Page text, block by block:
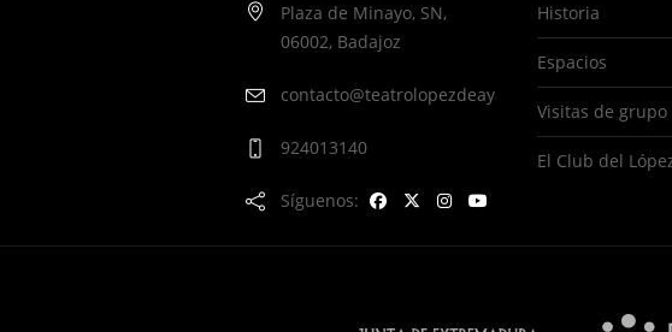
Plaza de Minayo, SN,
06002, Badajoz
contacto@teatrolopezdeayala.es
924013140
Síguenos:
Historia
Espacios
Visitas de grupo
El Club del